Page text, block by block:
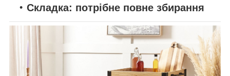
Складка: потрібне повне збирання